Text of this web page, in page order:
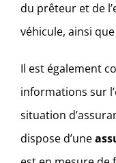
du prêteur et de
véhicule, ainsi
Il est également
informations sur
situation
dispose d’une